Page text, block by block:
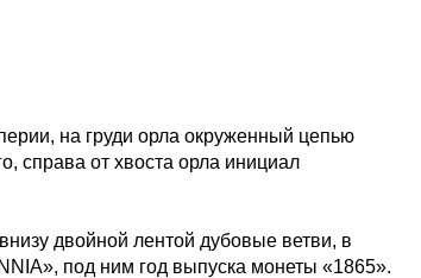
на груди орла окруженный цепью
справа от хвоста орла инициал
двойной лентой дубовые ветви, в
под ним год выпуска монеты «1865».